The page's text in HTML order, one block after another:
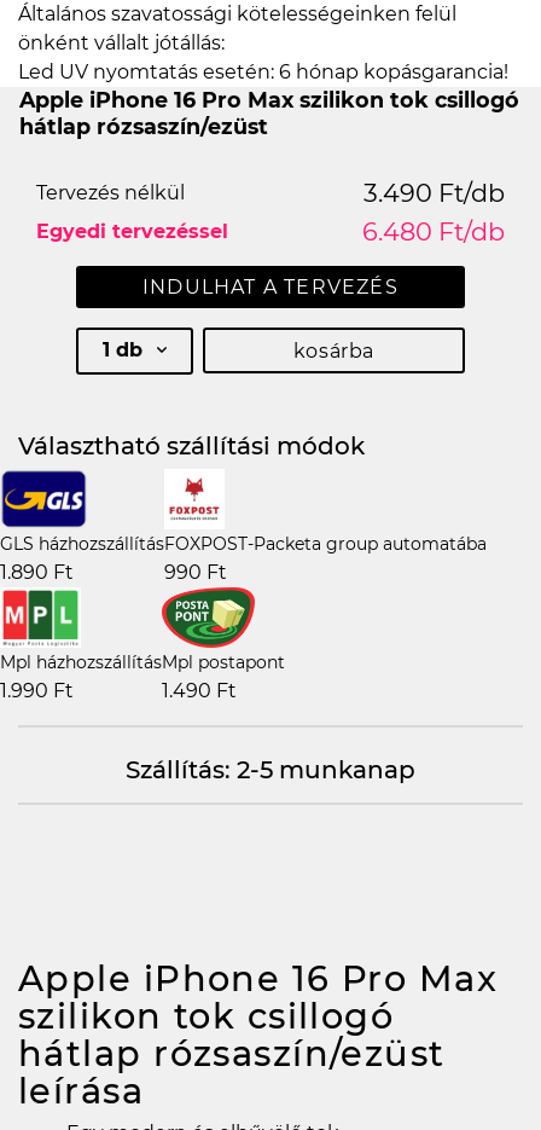
Általános szavatossági kötelességeinken felül
önként vállalt jótállás:
Led UV nyomtatás esetén: 6 hónap kopásgarancia!
Apple iPhone 16 Pro Max szilikon tok csillogó
hátlap rózsaszín/ezüst
Tervezés nélkül 3.490 Ft/db
Egyedi tervezéssel 6.480 Ft/db
INDULHAT A TERVEZÉS
1 db kosárba
Választható szállítási módok
GLS házhozszállítás
1.890 Ft
FOXPOST-Packeta group automatába
990 Ft
Mpl házhozszállítás
1.990 Ft
Mpl postapont
1.490 Ft
Szállítás: 2-5 munkanap
Apple iPhone 16 Pro Max
szilikon tok csillogó
hátlap rózsaszín/ezüst
leírása